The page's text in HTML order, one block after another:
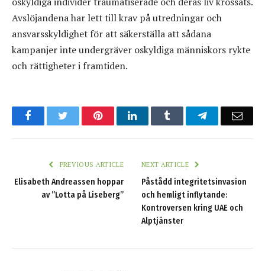
Avslöjandena har lett till krav på utredningar och
ansvarsskyldighet för att säkerställa att sådana
kampanjer inte undergräver oskyldiga människors rykte
och rättigheter i framtiden.
FacebookTwitter PinterestLinkedIn Tumblr Telegram
PREVIOUS ARTICLE
Elisabeth Andreassen hoppar
av ”Lotta på Liseberg”
NEXT ARTICLE
Påstådd integritetsinvasion
och hemligt inflytande:
Kontroversen kring UAE och
Alptjänster